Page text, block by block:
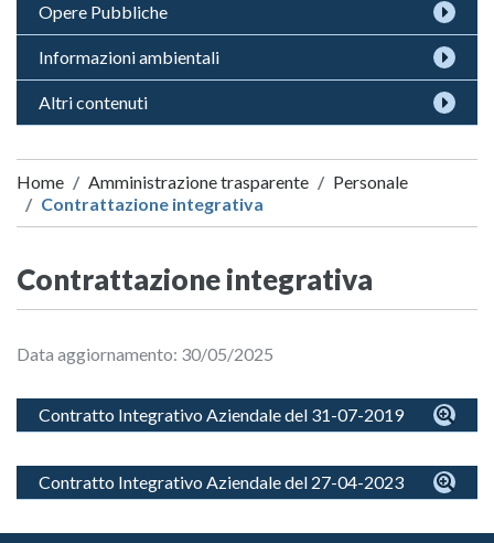
Opere Pubbliche
Informazioni ambientali
Altri contenuti
Home Amministrazione trasparente
Personale
Contrattazione integrativa
Contrattazione integrativa
Data aggiornamento: 30/05/2025
Contratto Integrativo Aziendale del 31-07-2019
Contratto Integrativo Aziendale del 27-04-2023